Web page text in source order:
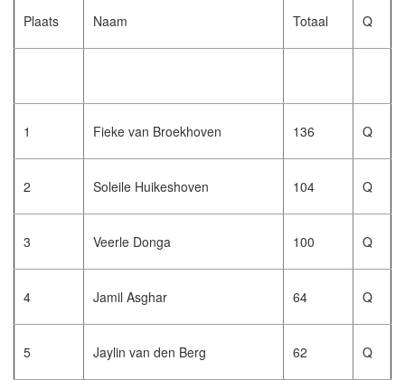
Fokken met je hond
trainingen
Zoek een vereniging
Inlog leden / officials
Plaats Naam Totaal Q
1 Fieke van Broekhoven 136 Q
2 Soleile Huikeshoven 104 Q
3 Veerle Donga 100 Q
4 Jamil Asghar 64 Q
5 Jaylin van den Berg 62 Q